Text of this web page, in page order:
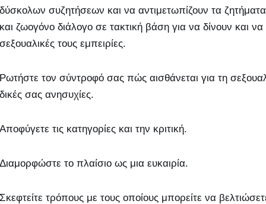
δύσκολων συζητήσεων και να αντιμετωπίζουν τα
και ζωογόνο διάλογο σε τακτική βάση για να δίνουν και
σεξουαλικές τους εμπειρίες.
Ρωτήστε τον σύντροφό σας πώς αισθάνεται για τη
δικές σας ανησυχίες.
Αποφύγετε τις κατηγορίες και την κριτική.
Διαμορφώστε το πλαίσιο ως μια ευκαιρία.
Σκεφτείτε τρόπους με τους οποίους μπορείτε να